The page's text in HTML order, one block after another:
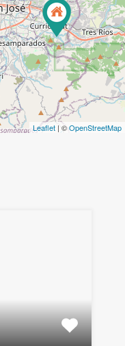
Leaflet | ©OpenStreetMap